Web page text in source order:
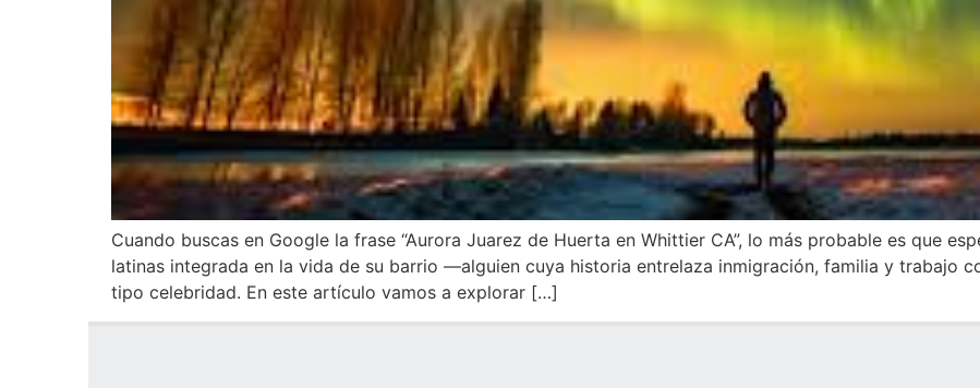
Cuando buscas en Google la frase “Aurora Juarez de Huerta en Whittier CA”, lo más probable es que
latinas integrada en la vida de su barrio —alguien cuya historia entrelaza inmigración, familia y trabajo
tipo celebridad. En este artículo vamos a explorar […]